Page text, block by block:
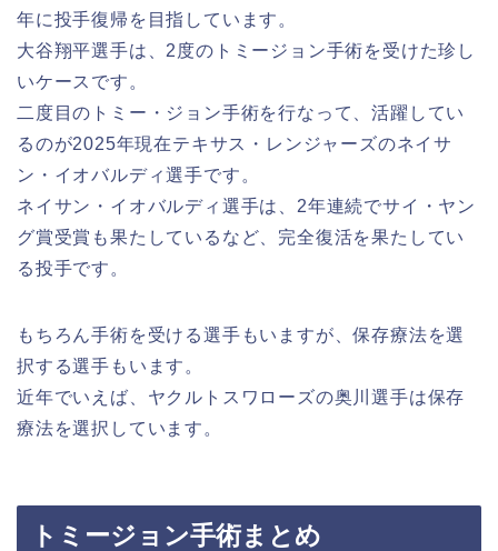
年に投手復帰を目指しています。
大谷翔平選手は、2度のトミージョン手術を受けた珍し
いケースです。
二度目のトミー・ジョン手術を行なって、活躍してい
るのが2025年現在テキサス・レンジャーズのネイサ
ン・イオバルディ選手です。
ネイサン・イオバルディ選手は、2年連続でサイ・ヤン
グ賞受賞も果たしているなど、完全復活を果たしてい
る投手です。
もちろん手術を受ける選手もいますが、保存療法を選
択する選手もいます。
近年でいえば、ヤクルトスワローズの奥川選手は保存
療法を選択しています。
トミージョン手術まとめ